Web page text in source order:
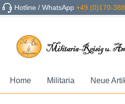
Hotline / WhatsApp+49 (0)170-
Home Militaria Neue